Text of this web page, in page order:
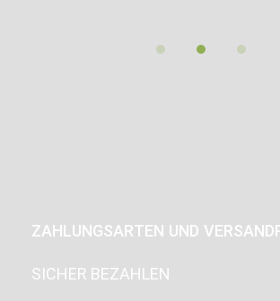
ZAHLUNGSARTEN UND
SICHER BEZAHLEN